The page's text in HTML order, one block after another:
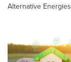
Alternative Energies